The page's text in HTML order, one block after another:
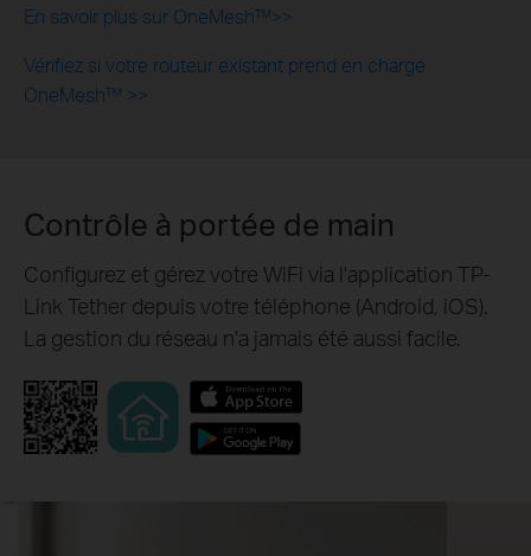
En savoir plus sur OneMesh™>>
Vérifiez si votre routeur existant prend en charge
OneMesh™ >>
Contrôle à portée de main
Configurez et gérez votre WiFi via l'application TP-
Link Tether depuis votre téléphone (Android, iOS).
La gestion du réseau n'a jamais été aussi facile.